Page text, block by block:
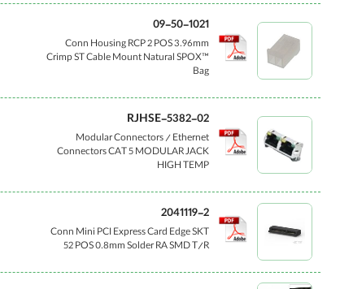
09-50-1021
Conn Housing RCP 2 POS 3.96mm
Crimp ST Cable Mount Natural SPOX™
Bag
RJHSE-5382-02
Modular Connectors / Ethernet
Connectors CAT 5 MODULAR JACK
HIGH TEMP
2041119-2
Conn Mini PCI Express Card Edge SKT
52 POS 0.8mm Solder RA SMD T/R